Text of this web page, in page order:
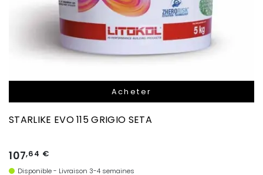
Acheter
STARLIKE EVO 115 GRIGIO SETA
107,64 €
Disponible - Livraison 3-4 semaines